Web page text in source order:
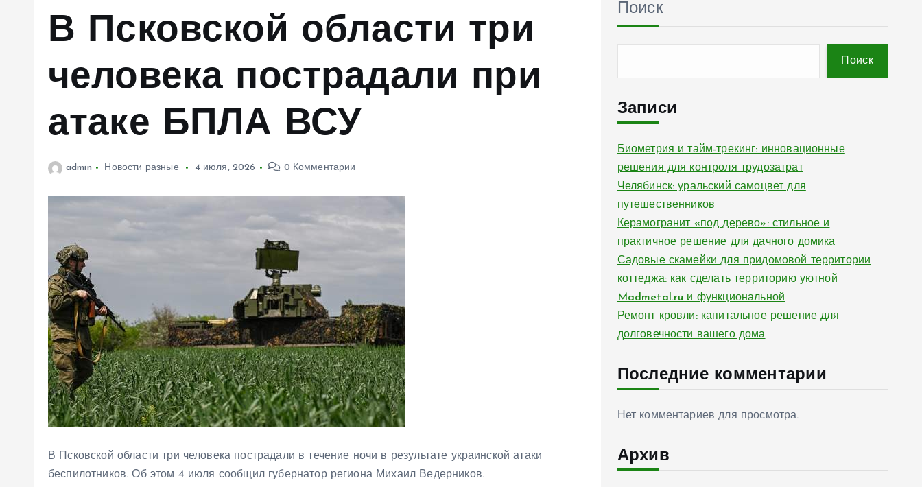
В Псковской области три
человека пострадали при
атаке БПЛА ВСУ
admin Новости разные 4 июля, 2026 0 Комментарии
В Псковской области три человека пострадали в течение ночи в результате украинской атаки
беспилотников. Об этом 4 июля сообщил губернатор региона Михаил Ведерников.
Поиск
Поиск
Записи
Биометрия и тайм-трекинг: инновационные
решения для контроля трудозатрат
Челябинск: уральский самоцвет для
путешественников
Керамогранит «под дерево»: стильное и
практичное решение для дачного домика
Садовые скамейки для придомовой территории
коттеджа: как сделать территорию уютной
Madmetal.ru и функциональной
Ремонт кровли: капитальное решение для
долговечности вашего дома
Последние комментарии
Нет комментариев для просмотра.
Архив